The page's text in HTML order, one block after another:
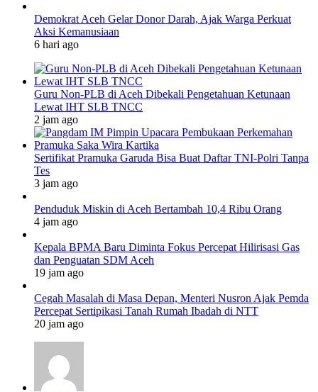
Demokrat Aceh Gelar Donor Darah, Ajak Warga Perkuat
Aksi Kemanusiaan
6 hari ago
Guru Non-PLB di Aceh Dibekali Pengetahuan Ketunaan
Lewat IHT SLB TNCC
2 jam ago
Sertifikat Pramuka Garuda Bisa Buat Daftar TNI-Polri Tanpa
Tes
3 jam ago
Penduduk Miskin di Aceh Bertambah 10,4 Ribu Orang
4 jam ago
Kepala BPMA Baru Diminta Fokus Percepat Hilirisasi Gas
dan Penguatan SDM Aceh
19 jam ago
Cegah Masalah di Masa Depan, Menteri Nusron Ajak Pemda
Percepat Sertipikasi Tanah Rumah Ibadah di NTT
20 jam ago